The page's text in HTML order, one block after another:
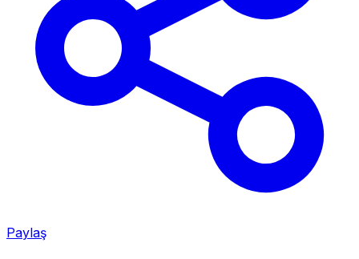
Paylaş